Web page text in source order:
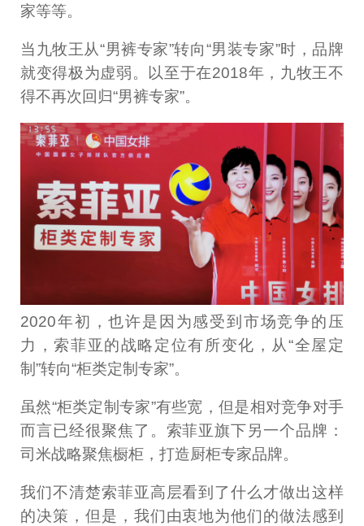
家等等。
当九牧王从“男裤专家”转向“男装专家”时，品牌
就变得极为虚弱。以至于在2018年，九牧王不
得不再次回归“男裤专家”。
2020年初，也许是因为感受到市场竞争的压
力，索菲亚的战略定位有所变化，从“全屋定
制”转向“柜类定制专家”。
虽然“柜类定制专家”有些宽，但是相对竞争对手
而言已经很聚焦了。索菲亚旗下另一个品牌：
司米战略聚焦橱柜，打造厨柜专家品牌。
我们不清楚索菲亚高层看到了什么才做出这样
的决策，但是，我们由衷地为他们的做法感到